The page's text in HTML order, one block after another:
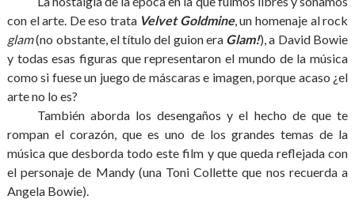
con el arte. De eso trata Velvet Goldmine, un homenaje al rock
glam(no obstante, el título del guion era Glam!), a David Bowie
y todas esas figuras que representaron el mundo de la música
como si fuese un juego de máscaras e imagen, porque acaso ¿el
arte no lo es?
También aborda los desengaños y el hecho de que te
rompan el corazón, que es uno de los grandes temas de la
música que desborda todo este film y que queda reflejada con
el personaje de Mandy (una Toni Collette que nos recuerda a
Angela Bowie).